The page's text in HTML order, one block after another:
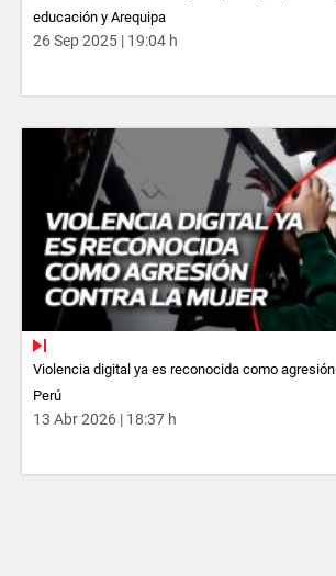
educación y Arequipa
26 Sep 2025 | 19:04 h
Violencia digital ya es reconocida como
Perú
13 Abr 2026 | 18:37 h